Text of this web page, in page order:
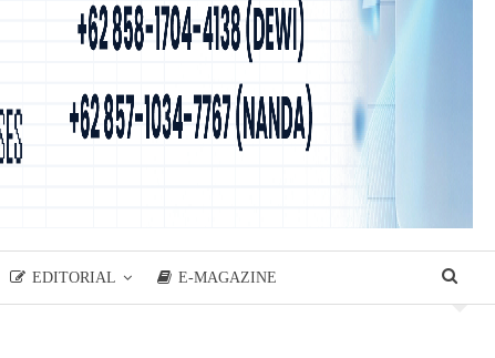
EDITORIAL E-MAGAZINE